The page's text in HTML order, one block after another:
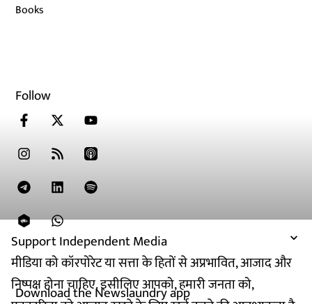
Support Independent Media
मीडिया को कॉरपोरेट या सत्ता के हितों से अप्रभावित, आजाद और
निष्पक्ष होना चाहिए. इसीलिए आपको, हमारी जनता को,
Books
Follow
Download the Newslaundry app